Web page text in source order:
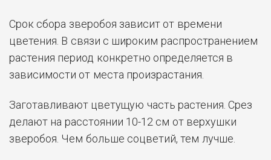
Срок сбора зверобоя зависит от времени
цветения. В связи с широким распространением
растения период конкретно определяется в
зависимости от места произрастания.
Заготавливают цветущую часть растения. Срез
делают на расстоянии 10-12 см от верхушки
зверобоя. Чем больше соцветий, тем лучше.